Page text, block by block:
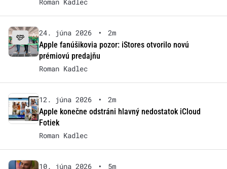
24. júna 2026 •
2m
Apple fanúšikovia pozor: iStores otvorilo novú
prémiovú predajňu
Roman Kadlec
12. júna 2026 •
2m
Apple konečne odstráni hlavný nedostatok iCloud
Fotiek
Roman Kadlec
10. júna 2026 •
5m